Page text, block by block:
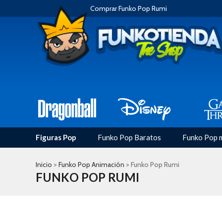
Comprar Funko Pop Rumi
Figuras Pop Funko Pop Baratos Funko Pop
Inicio > Funko Pop Animación > Funko Pop Rumi
FUNKO POP RUMI